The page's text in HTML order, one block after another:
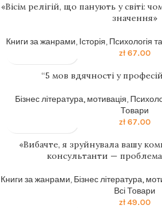
«Вісім релігій, що панують у світі:
значення»
Книги за жанрами, Історія, Психологія
zł67.00
“5 мов вдячності у
Бізнес література, мотивація,
Товари
zł67.00
«Вибачте, я зруйнувала вашу
консультанти —
Книги за жанрами, Бізнес література,
Всі Товари
zł49.00